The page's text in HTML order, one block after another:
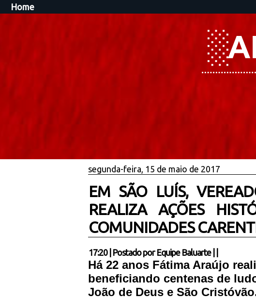
Home
segunda-feira, 15 de maio de 2017
EM SÃO LUÍS,
REALIZA AÇÕES
COMUNIDADES
17:20| Postado por Equipe Baluarte
Há 22 anos Fátima Araújo
beneficiando centenas de
João de Deus e São